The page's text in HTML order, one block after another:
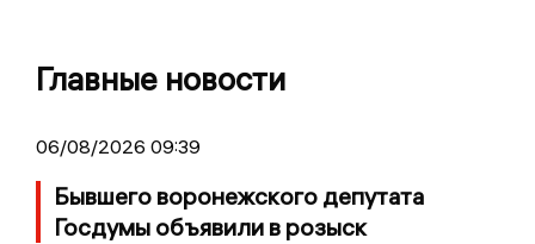
Главные новости
06/08/2026 09:39
Бывшего воронежского депутата
Госдумы объявили в розыск